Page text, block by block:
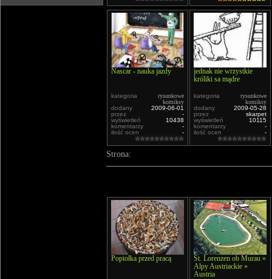
Nascar - nauka jazdy
kategoria
rysunkowe
komiksy
dodany
2009-06-01
przez
-
wyświetleń
10438
komentarzy
-
ilość ocen
-
jednak nie wrzystkie
króliki sa mądre
kategoria
rysunkowe
komiksy
dodany
2009-05-28
przez
skarpet
wyświetleń
10115
komentarzy
-
ilość ocen
-
Strona:
Popiołka przed pracą
St. Lorenzen ob Murau »
Alpy Austriackie »
Austria